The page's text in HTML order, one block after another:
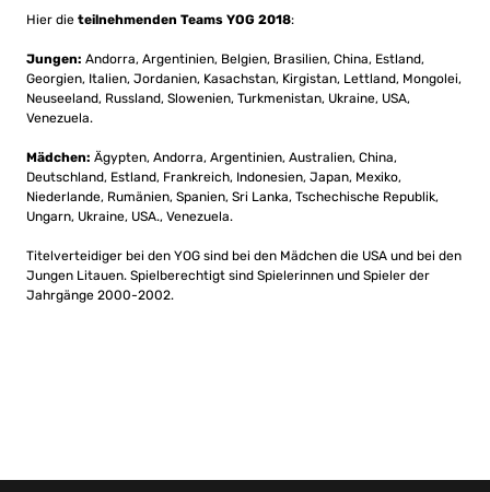
Hier die teilnehmenden Teams YOG 2018:
Jungen: Andorra, Argentinien, Belgien, Brasilien, China, Estland,
Georgien, Italien, Jordanien, Kasachstan, Kirgistan, Lettland, Mongolei,
Neuseeland, Russland, Slowenien, Turkmenistan, Ukraine, USA,
Venezuela.
Mädchen: Ägypten, Andorra, Argentinien, Australien, China,
Deutschland, Estland, Frankreich, Indonesien, Japan, Mexiko,
Niederlande, Rumänien, Spanien, Sri Lanka, Tschechische Republik,
Ungarn, Ukraine, USA., Venezuela.
Titelverteidiger bei den YOG sind bei den Mädchen die USA und bei den
Jungen Litauen. Spielberechtigt sind Spielerinnen und Spieler der
Jahrgänge 2000-2002.